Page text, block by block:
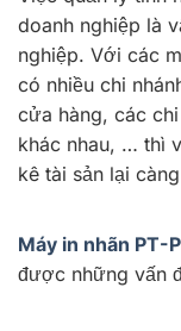
doanh nghiệp là
nghiệp. Với các
có nhiều chi
cửa hàng, các
khác nhau, … thì
kê tài sản lại
Máy in nhãn PT-
được những vấn